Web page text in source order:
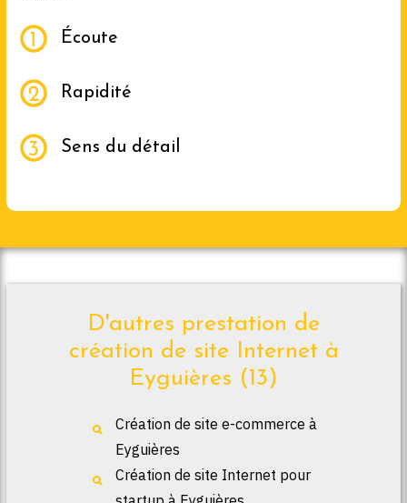
Écoute
Rapidité
Sens du détail
D'autres prestation de
création de site Internet à
Eyguières (13)
Création de site e-commerce à
Eyguières
Création de site Internet pour